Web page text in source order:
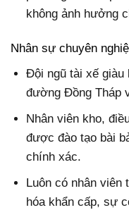
không ảnh hưởng
Nhân sự chuyên
Đội ngũ tài xế giàu
đường Đồng Tháp
Nhân viên kho,
được đào tạo bài
chính xác.
Luôn có nhân
hóa khẩn cấp, sự